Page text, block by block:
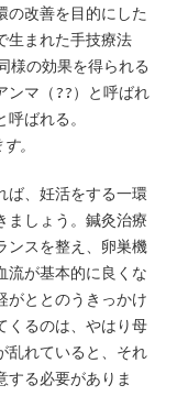
の改善を目的にした
生まれた手技療法
様の効果を得られる
ンマ（??）と呼ばれ
ばれる。
。
ば、妊活をする一環
ましょう。鍼灸治療
ンスを整え、卵巣機
流が基本的に良くな
がととのうきっかけ
くるのは、やはり母
乱れていると、それ
する必要がありま